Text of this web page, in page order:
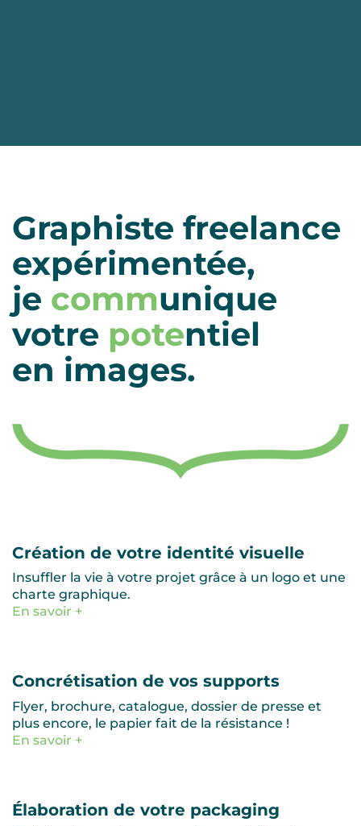
Graphiste freelance
expérimentée,
je communique
votre potentiel
en images.
Création de votre identité visuelle
Insuffler la vie à votre projet grâce à un logo et une
charte graphique.
En savoir +
Concrétisation de vos supports
Flyer, brochure, catalogue, dossier de presse et
plus encore, le papier fait de la résistance !
En savoir +
Élaboration de votre packaging